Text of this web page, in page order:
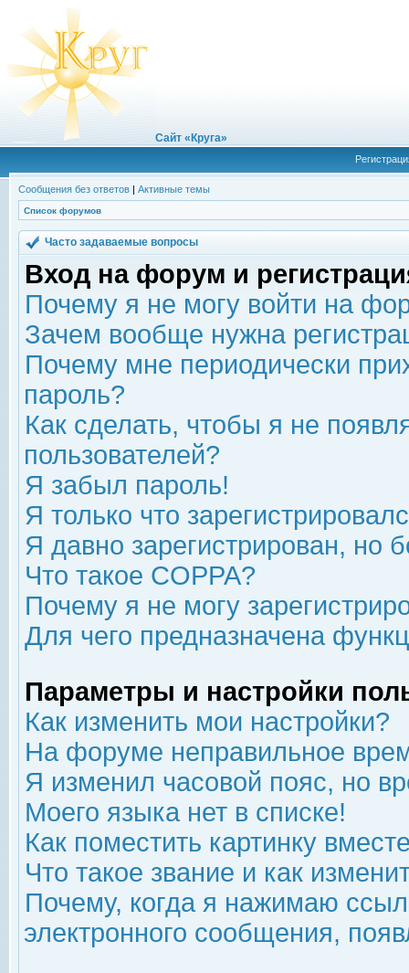
Сайт «Круга»
Сообщения без ответов | Активные темы
Список форумов
Часто задаваемые вопросы
Вход на форум и
Почему я не могу войти на
Зачем вообще нужна
Почему мне периодически
пароль?
Как сделать, чтобы я не
пользователей?
Я забыл пароль!
Я только что
Я давно зарегистрирован, но
Что такое COPPA?
Почему я не могу
Для чего предназначена
Параметры и настройки
Как изменить мои настройки?
На форуме неправильное
Я изменил часовой пояс, но
Моего языка нет в списке!
Как поместить картинку
Что такое звание и как
Почему, когда я нажимаю
электронного сообщения,